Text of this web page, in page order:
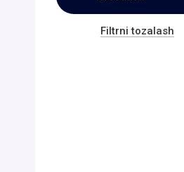
Filtrni tozalash